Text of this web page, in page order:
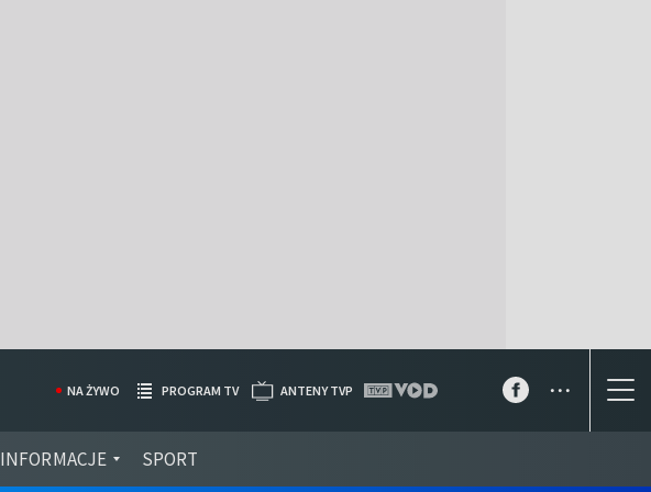
INFORMACJE SPORT
NA ŻYWO PROGRAM TV ANTENY TVP ...